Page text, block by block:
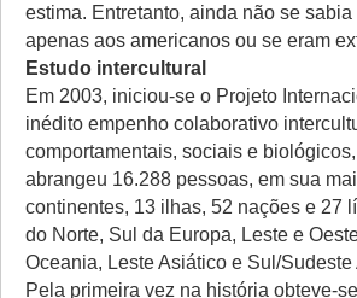
estima. Entretanto, ainda não se
apenas aos americanos ou se eram
Estudo intercultural
Em 2003, iniciou-se o Projeto
inédito empenho colaborativo
comportamentais, sociais e
abrangeu 16.288 pessoas, em sua
continentes, 13 ilhas, 52 nações e 27
do Norte, Sul da Europa, Leste e
Oceania, Leste Asiático e Sul/Sudeste
Pela primeira vez na história obteve-